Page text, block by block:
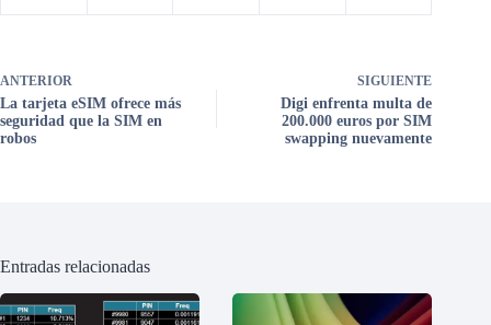
ANTERIOR
La tarjeta eSIM ofrece más
seguridad que la SIM en
robos
SIGUIENTE
Digi enfrenta multa de
200.000 euros por SIM
swapping nuevamente
Entradas relacionadas